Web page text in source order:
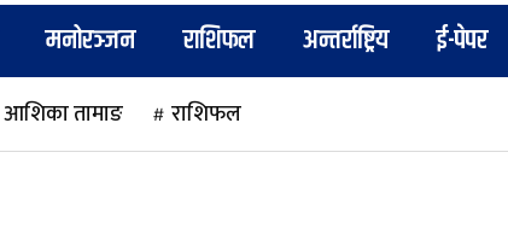
मनोरञ्जन राशिफल अन्तर्राष्ट्रिय ई-पेपर
आशिका तामाङ राशिफल